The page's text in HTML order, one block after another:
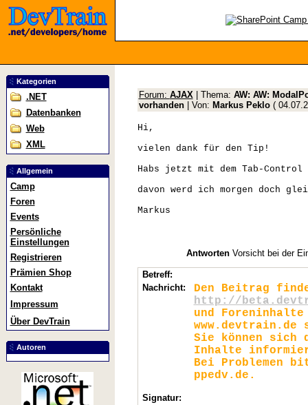
Kategorien
.NET
Datenbanken
Web
XML
Allgemein
Camp
Foren
Events
Persönliche
Einstellungen
Registrieren
Prämien Shop
Kontakt
Impressum
Über DevTrain
Autoren
Forum: AJAX| Thema: AW: AW:
vorhanden
| Von: Markus Peklo(
Hi,
vielen dank für den Tip!
Habs jetzt mit dem Tab-
davon werd ich morgen doch
Markus
Antworten Vorsicht bei der
Betreff:
Nachricht:
Den Beitrag
http://
und
Sie können
Inhalte
Bei Problemen
ppedv.de.
Signatur: